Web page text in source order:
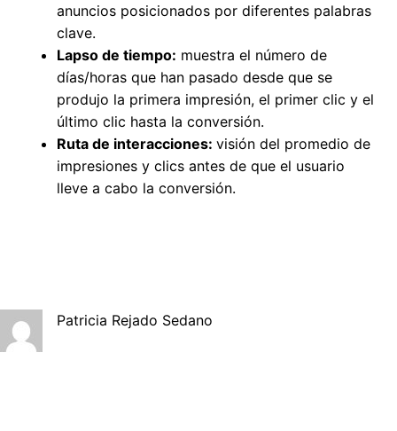
anuncios posicionados por diferentes palabras
clave.
Lapso de tiempo: muestra el número de
días/horas que han pasado desde que se
produjo la primera impresión, el primer clic y el
último clic hasta la conversión.
Ruta de interacciones: visión del promedio de
impresiones y clics antes de que el usuario
lleve a cabo la conversión.
Patricia Rejado Sedano